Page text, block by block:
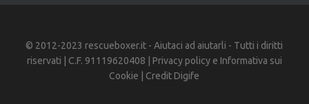
© 2012-2023 rescueboxer.it - Aiutaci ad aiutarli - Tutti i diritti
riservati | C.F. 91119620408 | Privacy policye Informativa sui
Cookie | Credit Digife